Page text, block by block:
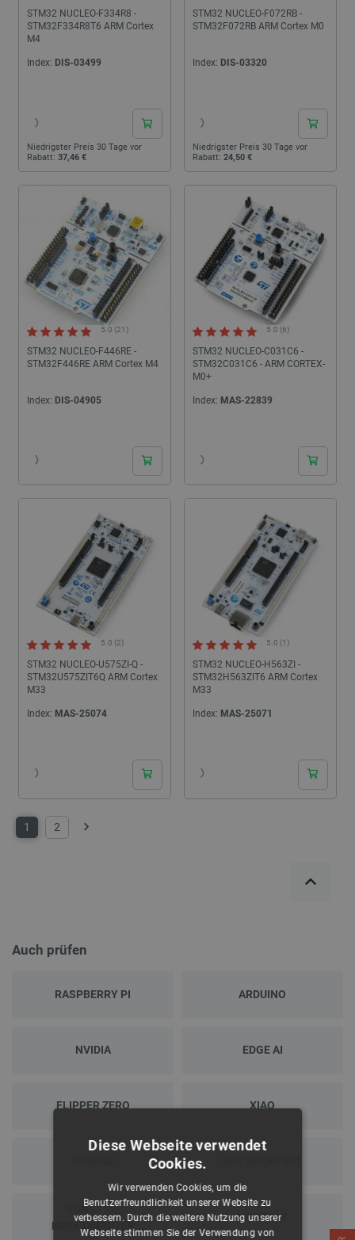
STM32 NUCLEO-F334R8 -
STM32F334R8T6 ARM Cortex
M4
Index: DIS-03499
Niedrigster Preis 30 Tage vor
Rabatt: 37,46 €
STM32 NUCLEO-F072RB -
STM32F072RB ARM Cortex M0
Index: DIS-03320
Niedrigster Preis 30 Tage vor
Rabatt: 24,50 €
STM32 NUCLEO-F446RE -
STM32F446RE ARM Cortex M4
5.0 (21)
Index: DIS-04905
STM32 NUCLEO-C031C6 -
STM32C031C6 - ARM CORTEX-
M0+
5.0 (6)
Index: MAS-22839
STM32 NUCLEO-U575ZI-Q -
STM32U575ZIT6Q ARM Cortex
M33
5.0 (2)
Index: MAS-25074
STM32 NUCLEO-H563ZI -
STM32H563ZIT6 ARM Cortex
M33
5.0 (1)
Index: MAS-25071
1 2 Weiter
Auch prüfen
RASPBERRY PI ARDUINO
NVIDIA EDGE AI
FLIPPER ZERO XIAO
SONSTIGE
MINICOMPUTER
M5STACK
Diese Webseite verwendet
Cookies.
Wir verwenden Cookies, um die
Benutzerfreundlichkeit unserer Website zu
verbessern. Durch die weitere Nutzung unserer
Webseite stimmen Sie der Verwendung von